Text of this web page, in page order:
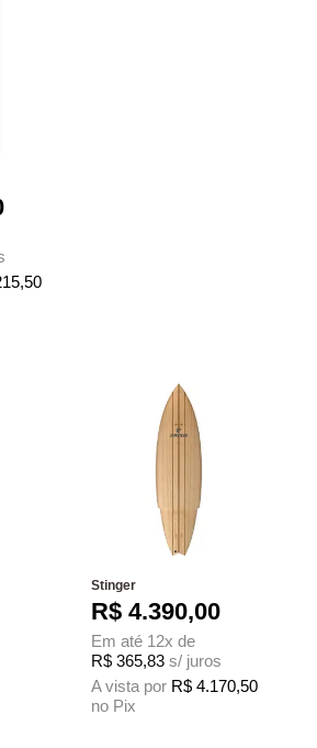
Stinger
R$ 4.390,00
Em até 12x de
R$ 365,83 s/ juros
A vista por R$ 4.170,50
no Pix